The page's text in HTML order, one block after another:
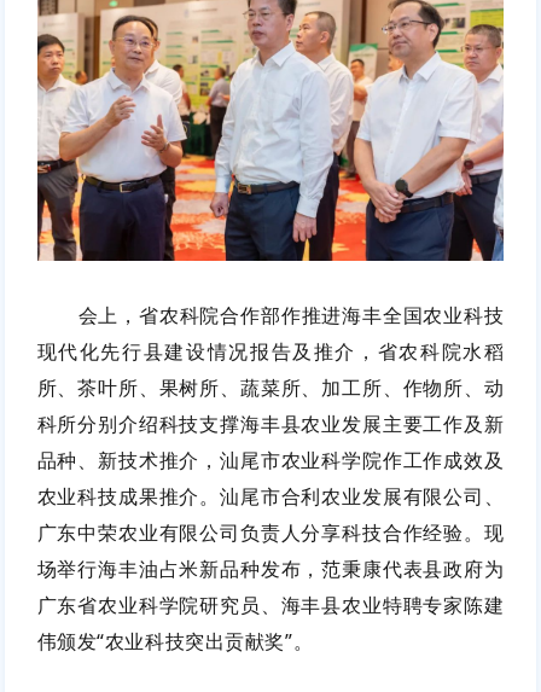
会上， 省农科院合作部作推进海丰全国农业科技
现代化先行县建设情况报告及推介， 省农科院水稻
所、茶叶所、果树所、蔬菜所、加工所、作物所、动
科所分别介绍科技支撑海丰县农业发展主要工作及新
品种、新技术推介，汕尾市农业科学院作工作成效及
农业科技成果推介。汕尾市合利农业发展有限公司、
广东中荣农业有限公司负责人分享科技合作经验。现
场举行海丰油占米新品种发布，范秉康代表县政府为
广东省农业科学院研究员、海丰县农业特聘专家陈建
伟颁发“农业科技突出贡献奖”。